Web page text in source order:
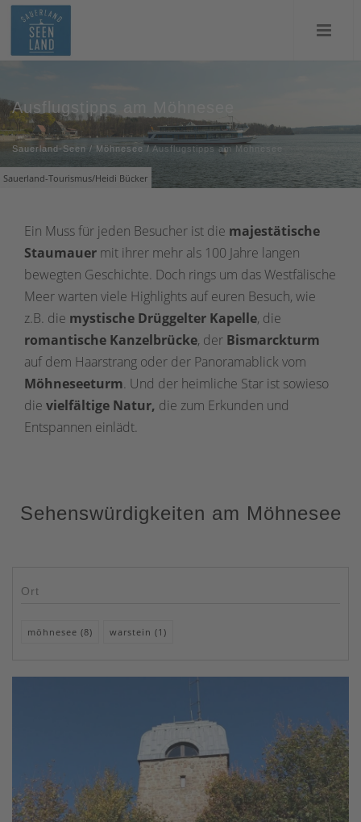
Sauerland-Tourismus/Heidi Bücker
Ausflugstipps am Möhnesee
Sauerland-Seen / Möhnesee / Ausflugstipps am Möhnesee
Ein Muss für jeden Besucher ist die majestätische
Staumauer mit ihrer mehr als 100 Jahre langen
bewegten Geschichte. Doch rings um das Westfälische
Meer warten viele Highlights auf euren Besuch, wie
z.B. die mystische Drüggelter Kapelle, die
romantische Kanzelbrücke, der Bismarckturm
auf dem Haarstrang oder der Panoramablick vom
Möhneseeturm. Und der heimliche Star ist sowieso
die vielfältige Natur, die zum Erkunden und
Entspannen einlädt.
Sehenswürdigkeiten am Möhnesee
Ort
möhnesee (8) warstein (1)